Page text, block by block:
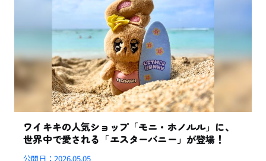
ワイキキの人気ショップ「モニ・ホノルル」に、
世界中で愛される「エスターバニー」が登場！
公開日：2026.05.05